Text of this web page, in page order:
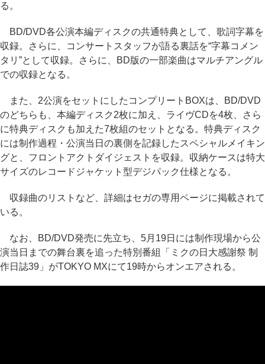
る。
BD/DVD各公演本編ディスクの共通特典として、歌詞字幕を
収録。さらに、コンサートスタッフが語る裏話を“字幕コメン
タリ”として収録。さらに、BD版の一部楽曲はマルチアングル
での収録となる。
また、2公演をセットにしたコンプリートBOXは、BD/DVD
のどちらも、本編ディスク2枚に加え、ライヴCDを4枚、さら
に特典ディスクも加えた7枚組のセットとなる。特典ディスク
には制作過程・公演当日の裏側を記録したスペシャルメイキン
グと、フロントアクトダイジェストを収録。収納ケースは特大
サイズのレコードジャケット型デジパック仕様となる。
収録曲のリストなど、詳細はセガの専用ページに掲載されて
いる。
なお、BD/DVD発売に先立ち、5月19日には制作現場から公
演当日までの舞台裏を追った特別番組「ミクの日大感謝祭 制
作日誌39」がTOKYO MXにて19時からオンエアされる。